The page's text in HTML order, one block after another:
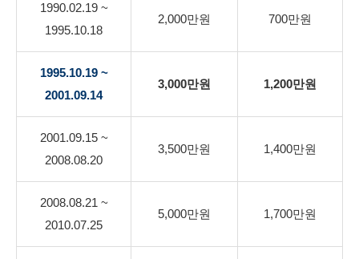
1990.02.19 ~
1995.10.18
2,000만원 700만원
1995.10.19 ~
2001.09.14
3,000만원 1,200만원
2001.09.15 ~
2008.08.20
3,500만원 1,400만원
2008.08.21 ~
2010.07.25
5,000만원 1,700만원